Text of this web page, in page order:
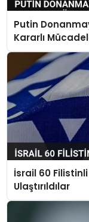
Putin
Kararlı
İsrail 60 Filistinli
Ulaştırıldılar